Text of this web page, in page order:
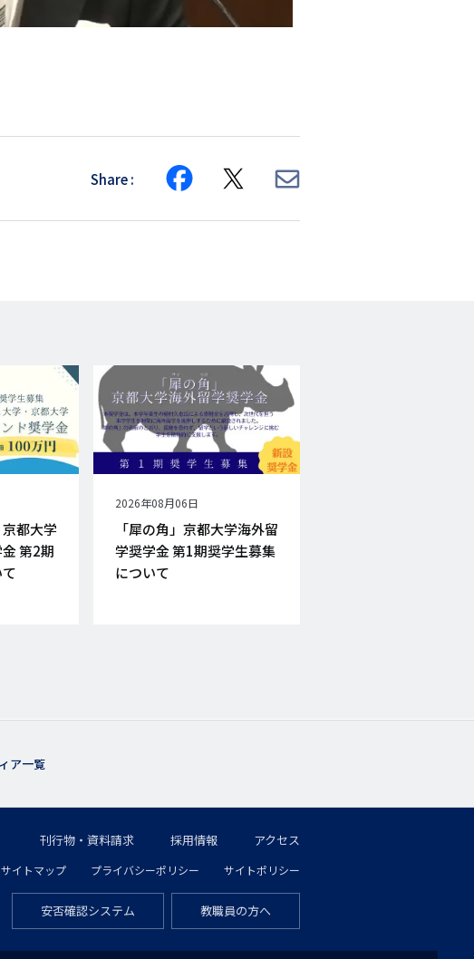
Share Share Share
都大学
第2期
公
開
日
2026年08月06日
「犀の角」京都大学海外留
学奨学金 第1期奨学生募集
について
ア一覧
フ
ッ
タ
刊行物・資料請求 採用情報 アクセス
フ
ッ
サイトマップ プライバシーポリシー サイトポリシー
フ
安否確認システム 教職員の方へ